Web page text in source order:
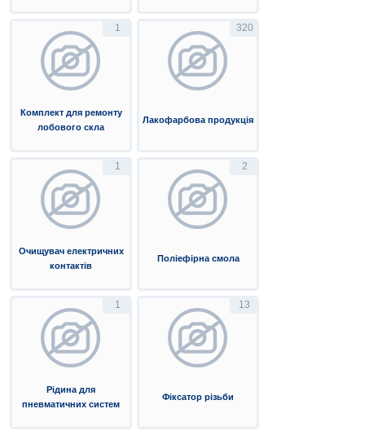
1
Комплект для ремонту
лобового скла
320
Лакофарбова продукція
1
Очищувач електричних
контактів
2
Поліефірна смола
1
Рідина для
пневматичних систем
13
Фіксатор різьби